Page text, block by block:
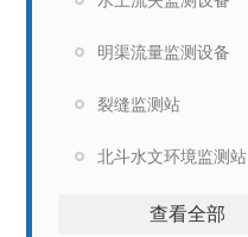
明渠流量监测设备
裂缝监测站
北斗水文环境监测站
查看全部